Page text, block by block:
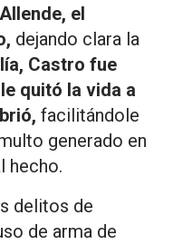
el
dejando clara la
Castro fue
quitó la vida a
facilitándole
generado en
hecho.
delitos de
de arma de